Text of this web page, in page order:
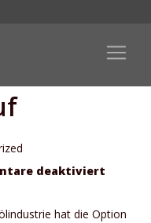
deaktiviert
hat die Option